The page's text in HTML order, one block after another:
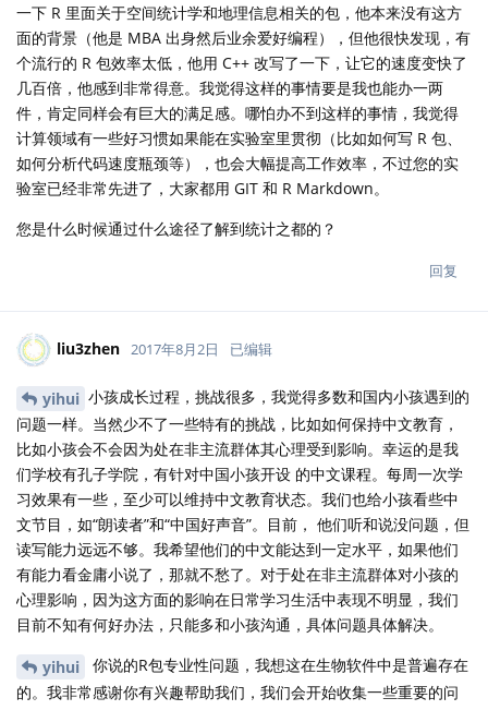
一下 R 里面关于空间统计学和地理信息相关的包，他本来没有这方
面的背景（他是 MBA 出身然后业余爱好编程），但他很快发现，有
个流行的 R 包效率太低，他用 C++ 改写了一下，让它的速度变快了
几百倍，他感到非常得意。我觉得这样的事情要是我也能办一两
件，肯定同样会有巨大的满足感。哪怕办不到这样的事情，我觉得
计算领域有一些好习惯如果能在实验室里贯彻（比如如何写 R 包、
如何分析代码速度瓶颈等），也会大幅提高工作效率，不过您的实
验室已经非常先进了，大家都用 GIT 和 R Markdown。
您是什么时候通过什么途径了解到统计之都的？
回复
liu3zhen 2017年8月2日 已编辑
yihui 小孩成长过程，挑战很多，我觉得多数和国内小孩遇到的
问题一样。当然少不了一些特有的挑战，比如如何保持中文教育，
比如小孩会不会因为处在非主流群体其心理受到影响。幸运的是我
们学校有孔子学院，有针对中国小孩开设 的中文课程。每周一次学
习效果有一些，至少可以维持中文教育状态。我们也给小孩看些中
文节目，如“朗读者”和“中国好声音”。目前， 他们听和说没问题，但
读写能力远远不够。我希望他们的中文能达到一定水平，如果他们
有能力看金庸小说了，那就不愁了。对于处在非主流群体对小孩的
心理影响，因为这方面的影响在日常学习生活中表现不明显，我们
目前不知有何好办法，只能多和小孩沟通，具体问题具体解决。
yihui
你说的R包专业性问题，我想这在生物软件中是普遍存在
的。我非常感谢你有兴趣帮助我们，我们会开始收集一些重要的问